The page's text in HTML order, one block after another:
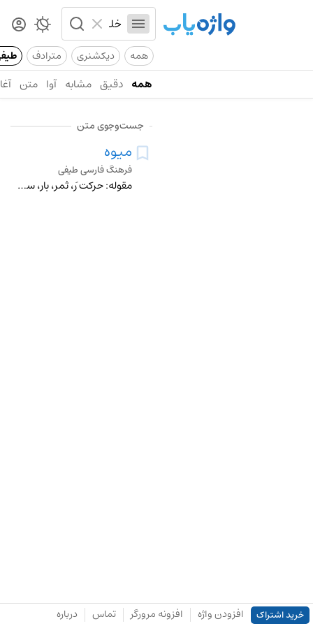
همه دیکشنری مترادف
همه دقیق مشابه آوا متن
جست‌وجوی متن
میوه
فرهنگ فارسی طیفی
مقوله: حرکت َر، ثمر، بار، سردرختی، گیاه میوۀ کال، نارس، چغاله، نرسیده، سبزدانه، بی‌دانه، گوجه‌سبز، چغاله‌بادام کنسرو میوه توت، شاه‌توت هلو، شلیل، به، آلو، آلوزر
خرید اشتراک افزودن واژه افزونه مرورگر تماس درباره